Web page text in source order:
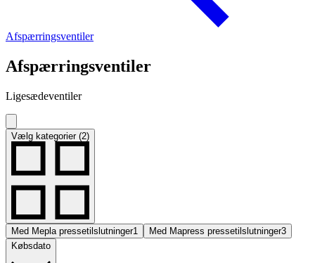
Afspærringsventiler
Afspærringsventiler
Ligesædeventiler
Vælg kategorier (2)
Med Mepla pressetilslutninger1 Med Mapress pressetilslutninger3
Købsdato